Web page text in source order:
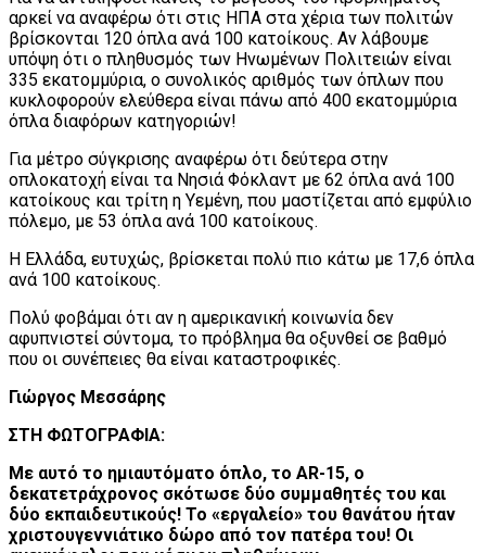
αρκεί να αναφέρω ότι στις ΗΠΑ στα χέρια των πολιτών
βρίσκονται 120 όπλα ανά 100 κατοίκους. Αν λάβουμε
υπόψη ότι ο πληθυσμός των Ηνωμένων Πολιτειών είναι
335 εκατομμύρια, ο συνολικός αριθμός των όπλων που
κυκλοφορούν ελεύθερα είναι πάνω από 400 εκατομμύρια
όπλα διαφόρων κατηγοριών!
Για μέτρο σύγκρισης αναφέρω ότι δεύτερα στην
οπλοκατοχή είναι τα Νησιά Φόκλαντ με 62 όπλα ανά 100
κατοίκους και τρίτη η Υεμένη, που μαστίζεται από εμφύλιο
πόλεμο, με 53 όπλα ανά 100 κατοίκους.
Η Ελλάδα, ευτυχώς, βρίσκεται πολύ πιο κάτω με 17,6 όπλα
ανά 100 κατοίκους.
Πολύ φοβάμαι ότι αν η αμερικανική κοινωνία δεν
αφυπνιστεί σύντομα, το πρόβλημα θα οξυνθεί σε βαθμό
που οι συνέπειες θα είναι καταστροφικές.
Γιώργος Μεσσάρης
ΣΤΗ ΦΩΤΟΓΡΑΦΙΑ:
Με αυτό το ημιαυτόματο όπλο, το AR-15, ο
δεκατετράχρονος σκότωσε δύο συμμαθητές του και
δύο εκπαιδευτικούς! Το «εργαλείο» του θανάτου ήταν
χριστουγεννιάτικο δώρο από τον πατέρα του! Οι